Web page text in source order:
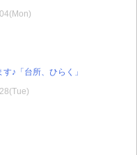
♪「台所、ひらく」